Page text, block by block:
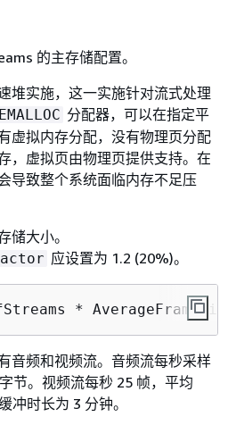
的主存储配置。
堆实施，这一实施针对流式处理
分配器，可以在指定平
虚拟内存分配，没有物理页分配
，虚拟页由物理页提供支持。在
导致整个系统面临内存不足压
储大小。
应设置为 1.2 (20%)。
*
音频和视频流。音频流每秒采样
节。视频流每秒 25 帧，平均
冲时长为 3 分钟。